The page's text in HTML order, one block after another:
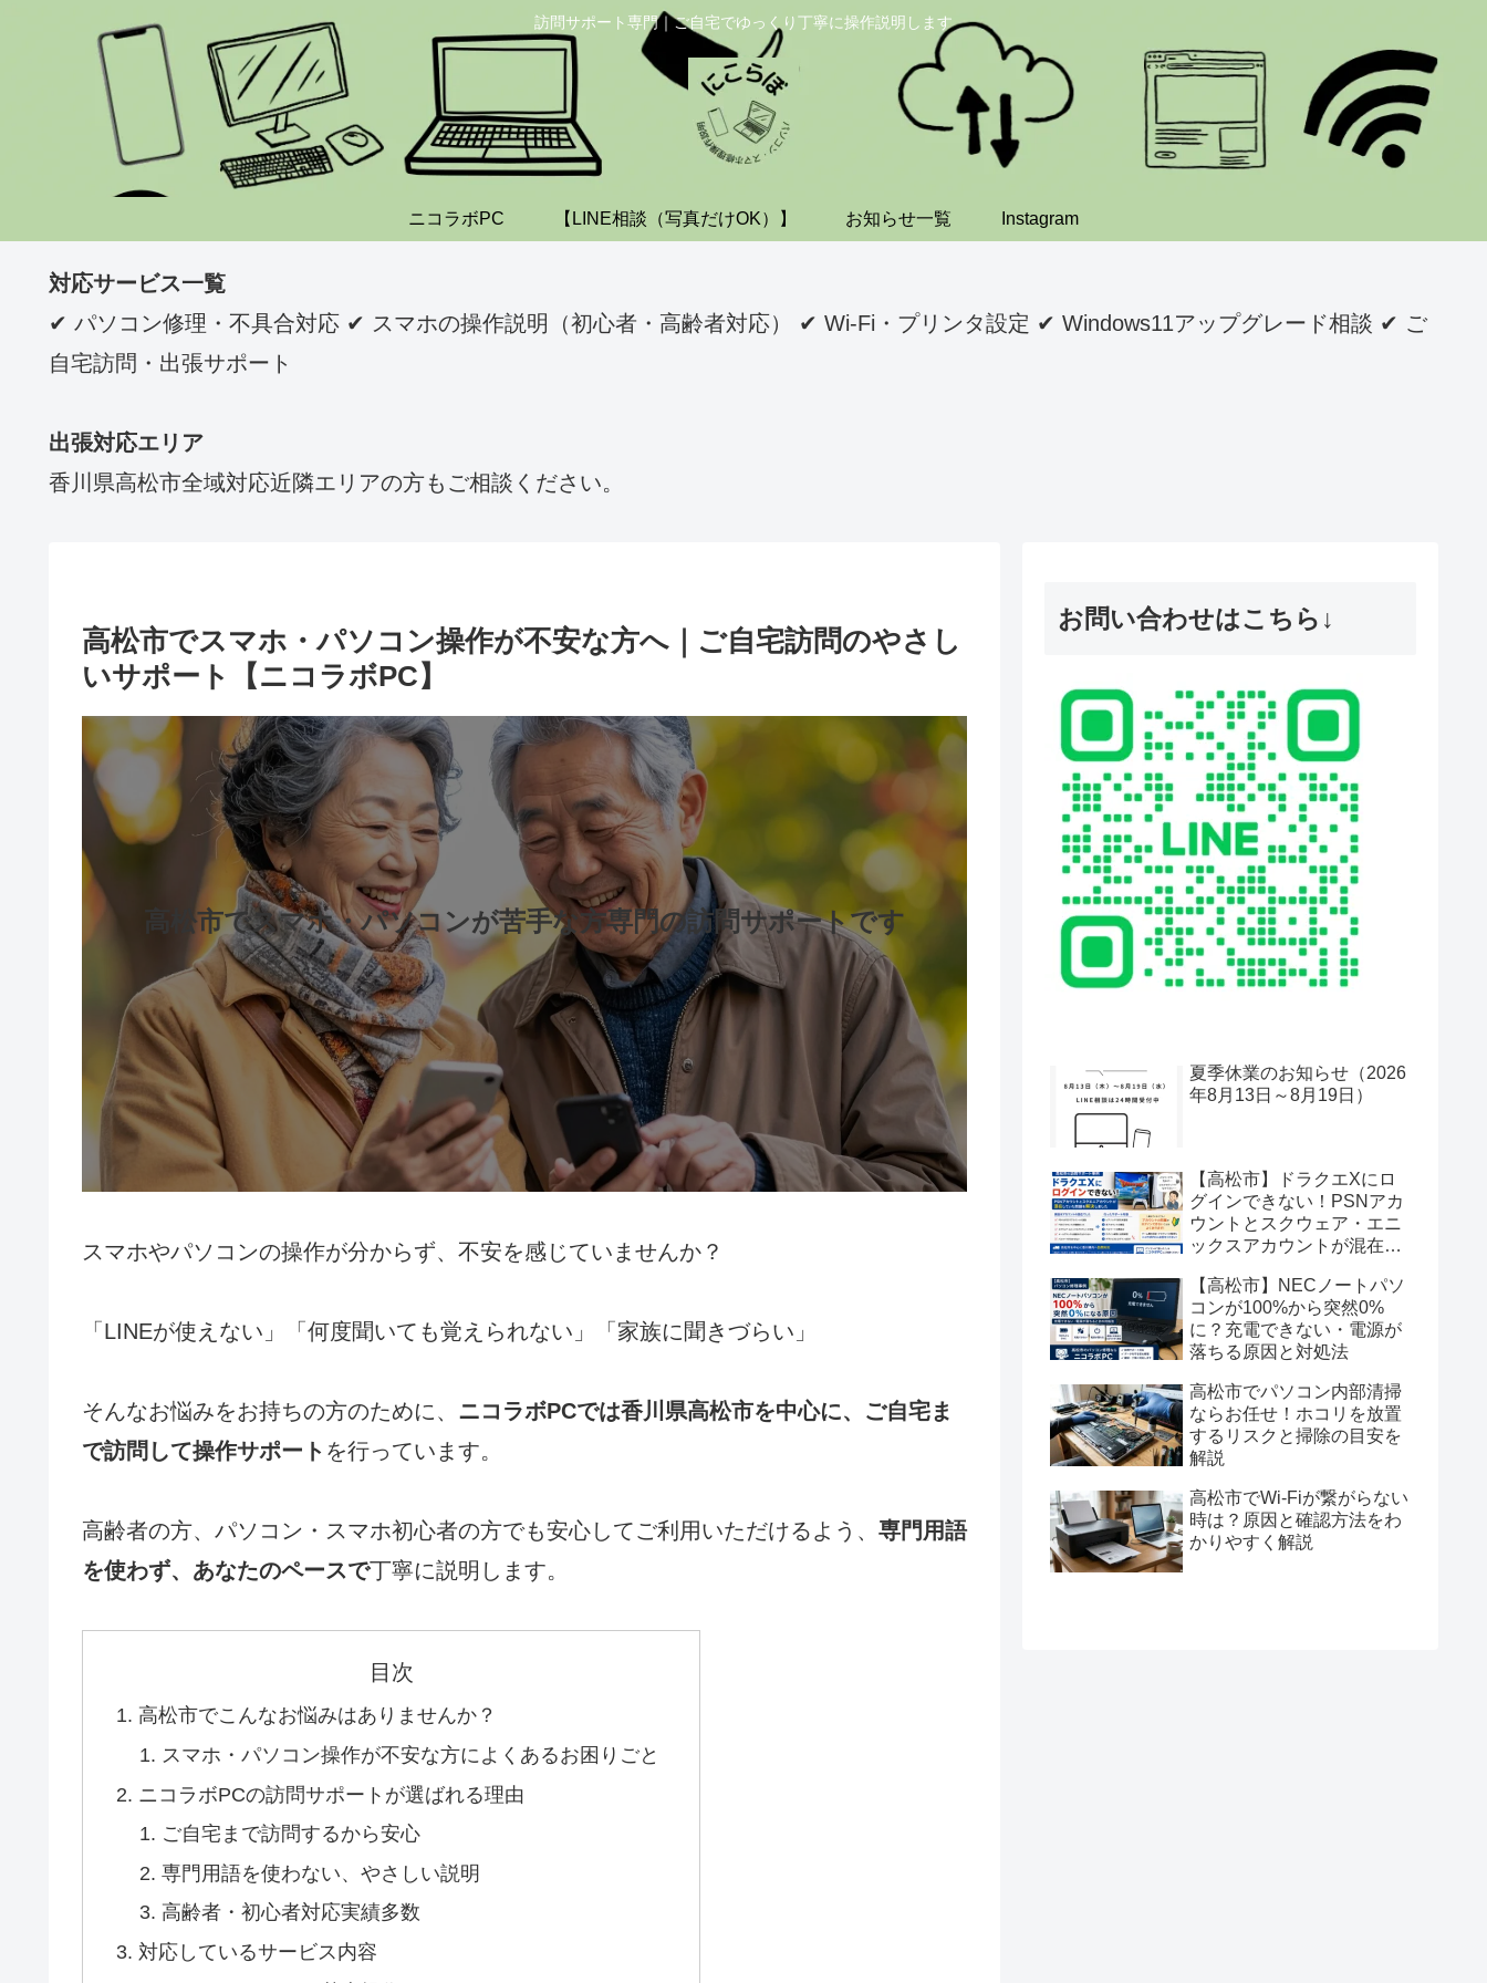
訪問サポート専門｜ご自宅でゆっくり丁寧に操作説明します
ニコラボPC 【LINE相談（写真だけOK）】 お知らせ一覧 Instagram
対応サービス一覧
✔ パソコン修理・不具合対応 ✔ スマホの操作説明（初心者・高齢者対応） ✔ Wi-Fi・プリンタ設定 ✔ Windows11アップグレード相談 ✔ ご
自宅訪問・出張サポート
出張対応エリア
香川県高松市全域対応近隣エリアの方もご相談ください。
高松市でスマホ・パソコン操作が不安な方へ｜ご自宅訪問のやさし
いサポート【ニコラボPC】
高松市でスマホ・パソコンが苦手な方専門の訪問サポートです
スマホやパソコンの操作が分からず、不安を感じていませんか？
「LINEが使えない」「何度聞いても覚えられない」「家族に聞きづらい」
そんなお悩みをお持ちの方のために、 ニコラボPCでは香川県高松市を中心に、ご自宅ま
で訪問して操作サポート を行っています。
高齢者の方、パソコン・スマホ初心者の方でも安心してご利用いただけるよう、 専門用語
を使わず、あなたのペースで丁寧に説明します。
目次
高松市でこんなお悩みはありませんか？
スマホ・パソコン操作が不安な方によくあるお困りごと
ニコラボPCの訪問サポートが選ばれる理由
ご自宅まで訪問するから安心
専門用語を使わない、やさしい説明
高齢者・初心者対応実績多数
対応しているサービス内容
お問い合わせはこちら↓
夏季休業のお知らせ（2026
年8月13日～8月19日）
【高松市】ドラクエXにロ
グインできない！PSNアカ
ウントとスクウェア・エニ
ックスアカウントが混在し
【高松市】NECノートパソ
コンが100%から突然0%
に？充電できない・電源が
落ちる原因と対処法
高松市でパソコン内部清掃
ならお任せ！ホコリを放置
するリスクと掃除の目安を
解説
高松市でWi-Fiが繋がらない
時は？原因と確認方法をわ
かりやすく解説